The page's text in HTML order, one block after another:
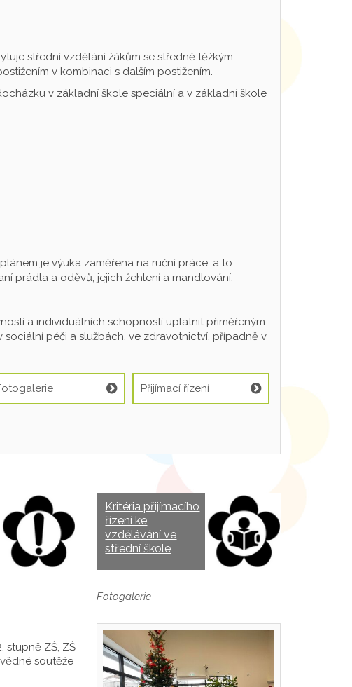
střední vzdělání žákům se středně těžkým
v kombinaci s dalším postižením.
v základní škole speciální a v základní škole
je výuka zaměřena na ruční práce, a to
prádla a oděvů, jejich žehlení a mandlování.
a individuálních schopností uplatnit přiměřeným
péči a službách, ve zdravotnictví, případně v
Přijímací řízení
Kritéria přijímacího
řízení ke
vzdělávání ve
střední škole
stupně ZŠ, ZŠ
soutěže
Fotogalerie